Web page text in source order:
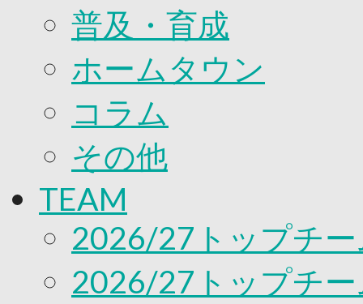
ジュニアユース
ユース
練習拠点（ナラディーア）
SCHOOL
CLUB
パートナー募集
クラブ理念
クラブ情報
サステナビリティ
応援プロジェクト
普及・育成
ホームタウン
コラム
その他
TEAM
2026/27トップチ
2026/27トップチ